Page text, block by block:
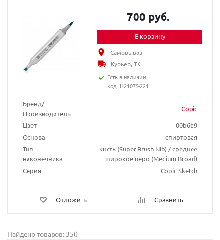
Бренд/
Производитель
Copic
Цвет
00b6b9
Основа
спиртовая
Тип
наконечника
кисть (Super Brush Nib) / среднее
широкое перо (Medium Broad)
Серия
Copic Sketch
Отложить Сравнить
700 руб.
В корзину
Самовывоз
Курьер, ТК
Есть в наличии
Код: H21075-221
Найдено товаров: 350